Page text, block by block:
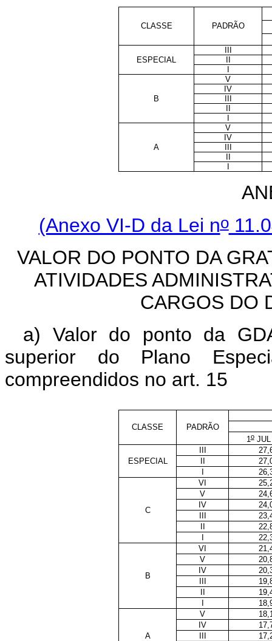
CLASSE PADRÃO
ESPECIAL
B
V
IV
A
V
IV
(Anexo VI-D da Lei no
VALOR DO PONTO DA
ATIVIDADES
CARGOS DO
a) Valor do ponto da
superior do Plano
compreendidos no art. 15
CLASSE
PADRÃO
1oJUL
ESPECIAL
III
II
I
C
VI
V
IV
III
II
I
B
VI
V
IV
III
II
I
A
V
IV
III